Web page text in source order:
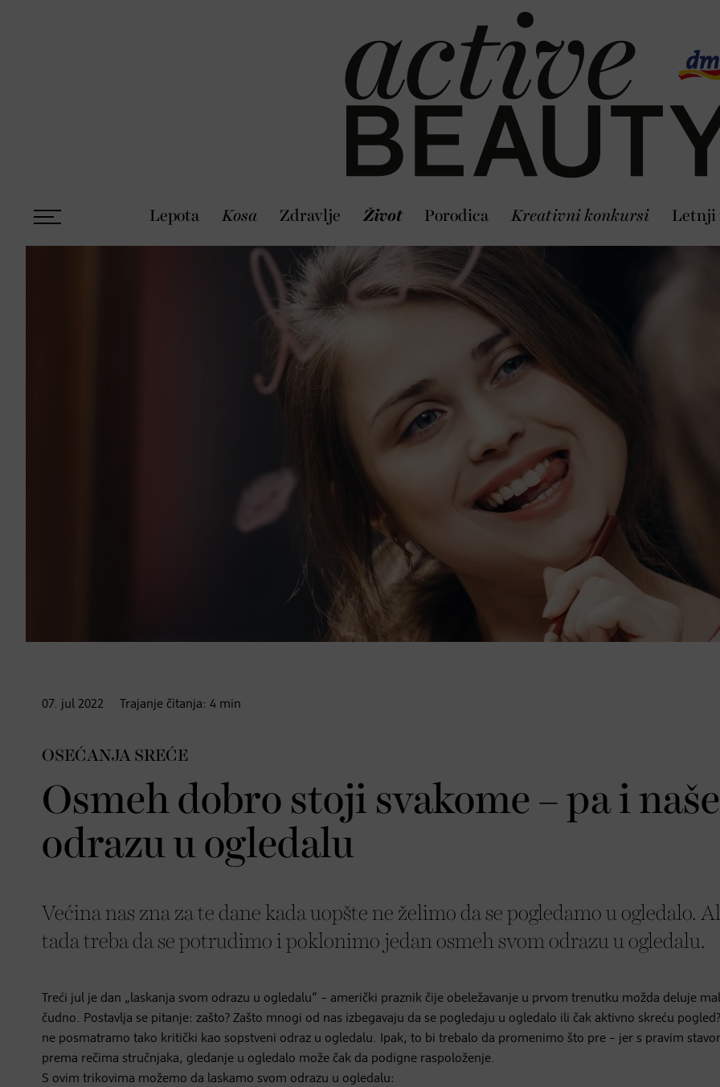
Lepota Kosa Zdravlje Život Porodica Kreativni konkursi Letnji
07. jul 2022 Trajanje čitanja: 4 min
OSEĆANJA SREĆE
Osmeh dobro stoji svakome – pa i
odrazu u ogledalu
Većina nas zna za te dane kada uopšte ne želimo da se pogledamo u ogledalo.
tada treba da se potrudimo i poklonimo jedan osmeh svom odrazu u ogledalu.
Treći jul je dan „laskanja svom odrazu u ogledalu“ – američki praznik čije obeležavanje u prvom trenutku možda deluje
čudno. Postavlja se pitanje: zašto? Zašto mnogi od nas izbegavaju da se pogledaju u ogledalo ili čak aktivno skreću
ne posmatramo tako kritički kao sopstveni odraz u ogledalu. Ipak, to bi trebalo da promenimo što pre – jer s pravim
prema rečima stručnjaka, gledanje u ogledalo može čak da podigne raspoloženje.
S ovim trikovima možemo da laskamo svom odrazu u ogledalu: